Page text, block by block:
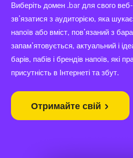
Виберіть домен .bar для свого
зв’язатися з аудиторією, яка
напоїв або вміст, пов’язаний з
запам’ятовується, актуальний і
барів, пабів і брендів напоїв, які
присутність в Інтернеті та збут.
Отримайте свій